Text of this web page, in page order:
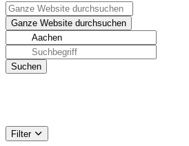
Filter